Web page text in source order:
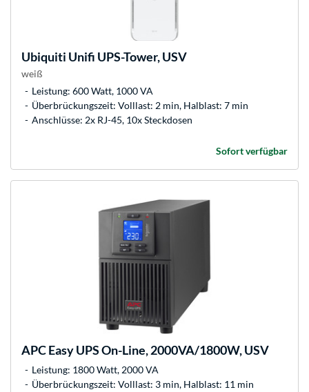
Ubiquiti Unifi UPS-Tower, USV
weiß
Leistung: 600 Watt, 1000 VA
Überbrückungszeit: Volllast: 2 min, Halblast: 7 min
Anschlüsse: 2x RJ-45, 10x Steckdosen
Sofort verfügbar
APCEasy UPS On-Line, 2000VA/1800W, USV
Leistung: 1800 Watt, 2000 VA
Überbrückungszeit: Volllast: 3 min, Halblast: 11 min